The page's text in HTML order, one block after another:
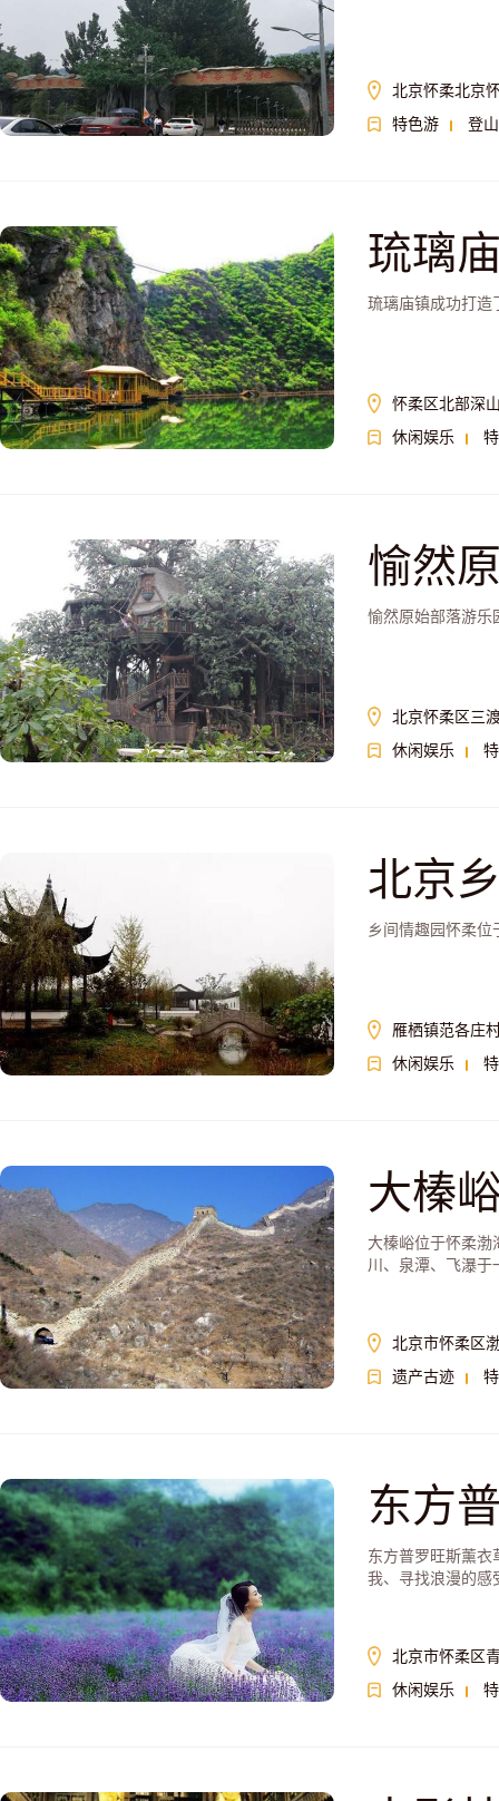
北京怀柔北京
特色游
登山
琉璃
琉璃庙镇成功打造
怀柔区北部深
休闲娱乐
愉然
愉然原始部落游乐
北京怀柔区三
休闲娱乐
北京
乡间情趣园怀柔位
雁栖镇范各庄
休闲娱乐
大榛
大榛峪位于怀柔渤
川、泉潭、飞瀑于
北京市怀柔区
遗产古迹
东方
东方普罗旺斯薰衣
我、寻找浪漫的感
北京市怀柔区
休闲娱乐